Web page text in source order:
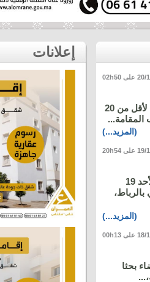
في إنجاز تاريخي غير مسبوق، تمكن المنتخب الوطني المغربي لأقل من 20
المقامة...
(المزيد...)
ترأس صاحب الجلالة الملك محمد السادس، نصره الله، يومه الأحد 19
الملكي بالرباط،
(المزيد...)
بحثا